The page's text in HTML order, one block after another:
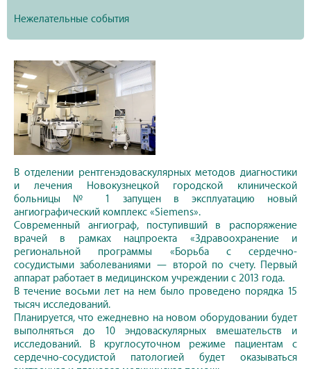
Нежелательные события
В отделении рентгенэдоваскулярных методов диагностики
и лечения Новокузнецкой городской клинической
больницы № 1 запущен в эксплуатацию новый
ангиографический комплекс «Siemens».
Современный ангиограф, поступивший в распоряжение
врачей в рамках нацпроекта «Здравоохранение и
региональной программы «Борьба с сердечно-
сосудистыми заболеваниями — второй по счету. Первый
аппарат работает в медицинском учреждении с 2013 года.
В течение восьми лет на нем было проведено порядка 15
тысяч исследований.
Планируется, что ежедневно на новом оборудовании будет
выполняться до 10 эндоваскулярных вмешательств и
исследований. В круглосуточном режиме пациентам с
сердечно-сосудистой патологией будет оказываться